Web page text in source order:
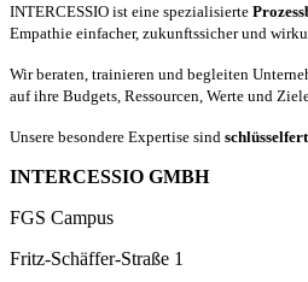
INTERCESSIO ist eine spezialisierte
Empathie einfacher, zukunftssicher und
Wir beraten, trainieren und begleiten
auf ihre Budgets, Ressourcen, Werte und
Unsere besondere Expertise sind
INTERCESSIO GMBH
FGS Campus
Fritz-Schäffer-Straße 1